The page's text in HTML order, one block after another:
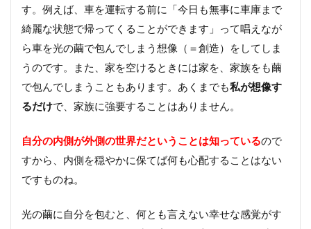
す。例えば、車を運転する前に「今日も無事に車庫まで
綺麗な状態で帰ってくることができます」って唱えなが
ら車を光の繭で包んでしまう想像（＝創造）をしてしま
うのです。また、家を空けるときには家を、家族をも繭
で包んでしまうこともあります。あくまでも私が想像す
るだけで、家族に強要することはありません。
自分の内側が外側の世界だということは知っているので
すから、内側を穏やかに保てば何も心配することはない
ですものね。
光の繭に自分を包むと、何とも言えない幸せな感覚がす